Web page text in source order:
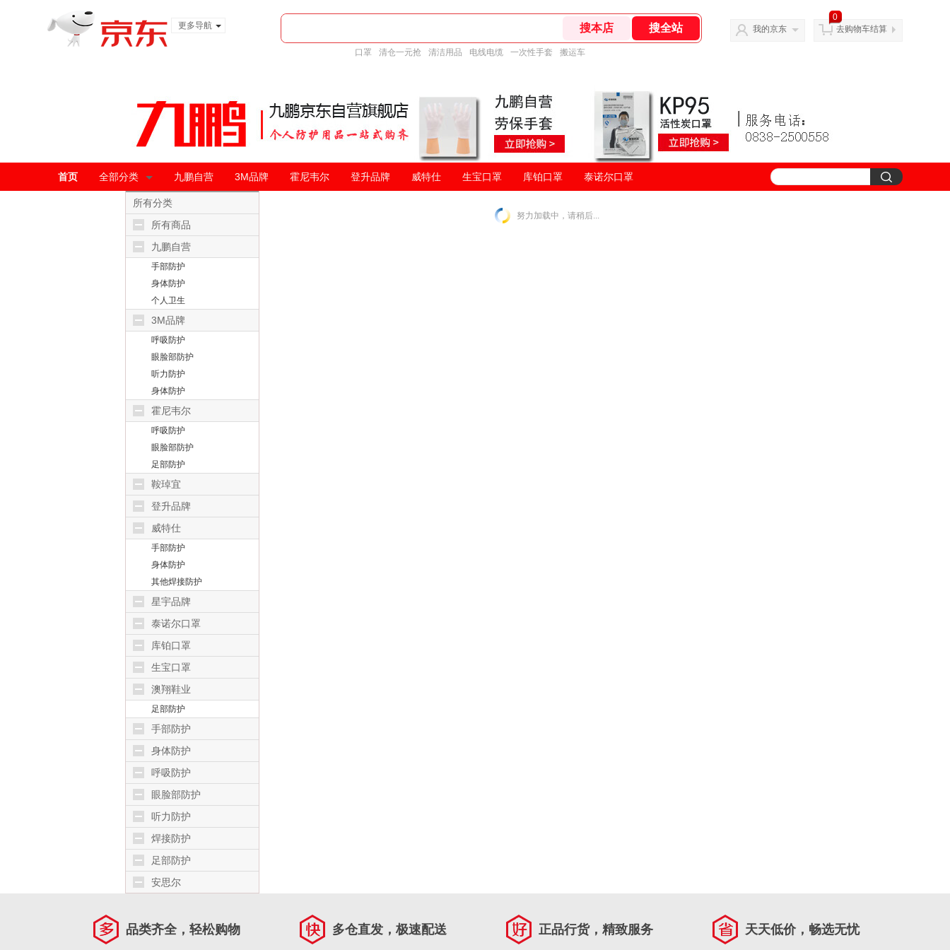
更多导航
口罩 清仓一元抢 清洁用品 电线电缆 一次性手套 搬运车
我的京东
0
去购物车结算
首页 全部分类 九鹏自营 3M品牌 霍尼韦尔 登升品牌 威特仕 生宝口罩 库铂口罩 泰诺尔口罩
所有分类
所有商品
九鹏自营
手部防护
身体防护
个人卫生
3M品牌
呼吸防护
眼脸部防护
听力防护
身体防护
霍尼韦尔
呼吸防护
眼脸部防护
足部防护
鞍琸宜
登升品牌
威特仕
手部防护
身体防护
其他焊接防护
星宇品牌
泰诺尔口罩
库铂口罩
生宝口罩
澳翔鞋业
足部防护
手部防护
身体防护
呼吸防护
眼脸部防护
听力防护
焊接防护
足部防护
安思尔
努力加载中，请稍后...
品类齐全，轻松购物 多仓直发，极速配送 正品行货，精致服务 天天低价，畅选无忧